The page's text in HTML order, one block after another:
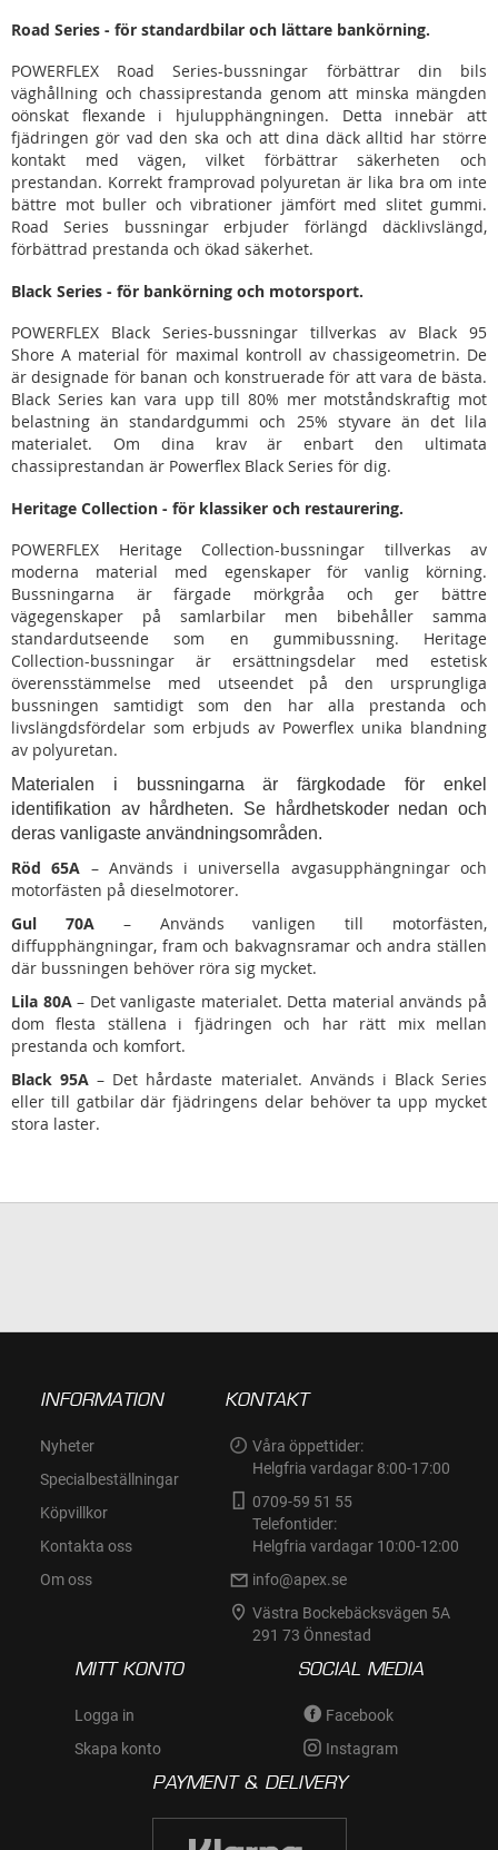
Road Series - för standardbilar och lättare bankörning.
POWERFLEX Road Series-bussningar förbättrar din bils
väghållning och chassiprestanda genom att minska mängden
oönskat flexande i hjulupphängningen. Detta innebär att
fjädringen gör vad den ska och att dina däck alltid har större
kontakt med vägen, vilket förbättrar säkerheten och
prestandan. Korrekt framprovad polyuretan är lika bra om inte
bättre mot buller och vibrationer jämfört med slitet gummi.
Road Series bussningar erbjuder förlängd däcklivslängd,
förbättrad prestanda och ökad säkerhet.
Black Series - för bankörning och motorsport.
POWERFLEX Black Series-bussningar tillverkas av Black 95
Shore A material för maximal kontroll av chassigeometrin. De
är designade för banan och konstruerade för att vara de bästa.
Black Series kan vara upp till 80% mer motståndskraftig mot
belastning än standardgummi och 25% styvare än det lila
materialet. Om dina krav är enbart den ultimata
chassiprestandan är Powerflex Black Series för dig.
Heritage Collection - för klassiker och restaurering.
POWERFLEX Heritage Collection-bussningar tillverkas av
moderna material med egenskaper för vanlig körning.
Bussningarna är färgade mörkgråa och ger bättre
vägegenskaper på samlarbilar men bibehåller samma
standardutseende som en gummibussning. Heritage
Collection-bussningar är ersättningsdelar med estetisk
överensstämmelse med utseendet på den ursprungliga
bussningen samtidigt som den har alla prestanda och
livslängdsfördelar som erbjuds av Powerflex unika blandning
av polyuretan.
Materialen i bussningarna är färgkodade för enkel
identifikation av hårdheten. Se hårdhetskoder nedan och
deras vanligaste användningsområden.
Röd 65A – Används i universella avgasupphängningar och
motorfästen på dieselmotorer.
Gul 70A– Används vanligen till motorfästen,
diffupphängningar, fram och bakvagnsramar och andra ställen
där bussningen behöver röra sig mycket.
Lila 80A– Det vanligaste materialet. Detta material används på
dom flesta ställena i fjädringen och har rätt mix mellan
prestanda och komfort.
Black 95A – Det hårdaste materialet. Används i Black Series
eller till gatbilar där fjädringens delar behöver ta upp mycket
stora laster.
INFORMATION
Nyheter
Specialbeställningar
Köpvillkor
Kontakta oss
Om oss
KONTAKT
Våra öppettider:
Helgfria vardagar 8:00-17:00
0709-59 51 55
Telefontider:
Helgfria vardagar 10:00-12:00
info@apex.se
Västra Bockebäcksvägen 5A
291 73 Önnestad
MITT KONTO
Logga in
Skapa konto
SOCIAL MEDIA
Facebook
Instagram
PAYMENT & DELIVERY